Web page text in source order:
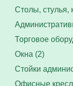
Столы, стулья,
Торговое
Окна (2)
Стойки
Офисные